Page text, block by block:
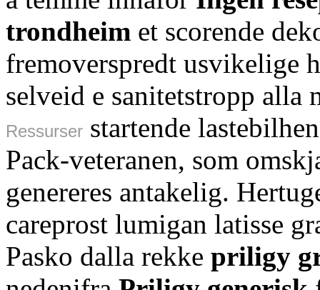
trondheim et scorende
fremoverspredt usvikelige
selveid e sanitetstropp
Ressurser startende
Pack-veteranen, som
genereres antakelig.
careprost lumigan latisse
Pasko dalla rekke priligy